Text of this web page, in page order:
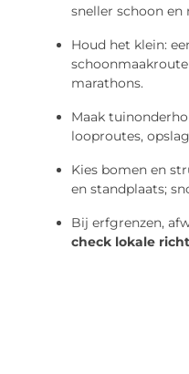
sneller schoon en
Houd het klein:
marathons.
Maak
looproutes,
Kies bomen en
en standplaats;
Bij erfgrenzen,
check lokale